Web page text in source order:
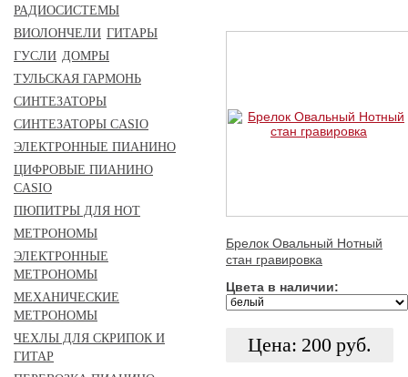
Брелок Овальный Нотный
стан гравировка
Цвета в наличии:
Цена: 200 руб.
РАДИОСИСТЕМЫ
ВИОЛОНЧЕЛИ ГИТАРЫ
ГУСЛИ ДОМРЫ
ТУЛЬСКАЯ ГАРМОНЬ
СИНТЕЗАТОРЫ
СИНТЕЗАТОРЫ CASIO
ЭЛЕКТРОННЫЕ ПИАНИНО
ЦИФРОВЫЕ ПИАНИНО
CASIO
ПЮПИТРЫ ДЛЯ НОТ
МЕТРОНОМЫ
ЭЛЕКТРОННЫЕ
МЕТРОНОМЫ
МЕХАНИЧЕСКИЕ
МЕТРОНОМЫ
ЧЕХЛЫ ДЛЯ СКРИПОК И
ГИТАР